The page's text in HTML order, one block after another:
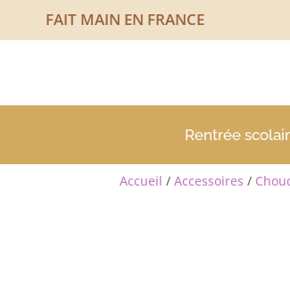
FAIT MAIN EN FRANCE
Rentrée
Accueil /Accessoires /